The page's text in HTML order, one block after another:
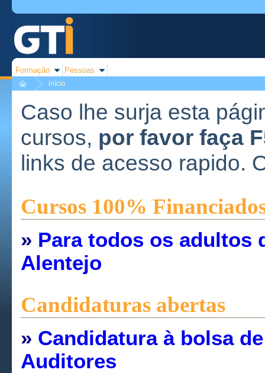
Formação Pessoas
início
Caso lhe surja esta
cursos, por favor faça
links de acesso rapido.
Cursos 100%
» Para todos os adultos
Alentejo
Candidaturas abertas
» Candidatura à bolsa
Auditores